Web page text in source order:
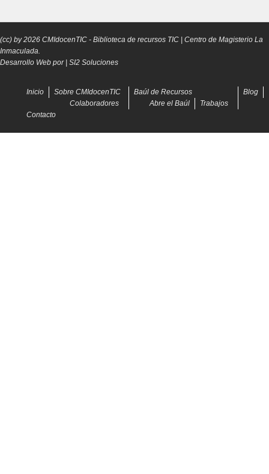
(cc) by2026 CMIdocenTIC - Biblioteca de recursos TIC | Centro de Magisterio La
Inmaculada.
Desarrollo Web por | SI2 Soluciones
Inicio
Sobre CMIdocenTIC
Colaboradores
Baúl de Recursos
Abre el Baúl
Trabajos
Blog
Contacto